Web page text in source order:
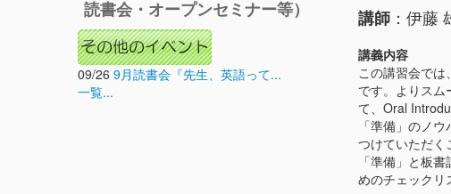
読書会・オープンセミナー等）
09/26 9月読書会『先生、英語って...
一覧...
講師 ：伊藤
講義内容
この講習会で
です。よりス
て、Oral
「準備」のノ
つけていただく
「準備」と板
めのチェックリ